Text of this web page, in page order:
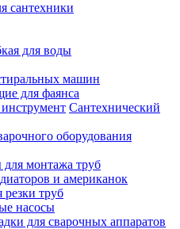
сантехники
для воды
машин
для фаянса
Сантехнический
оборудования
монтажа труб
и американок
труб
насосы
для сварочных аппаратов